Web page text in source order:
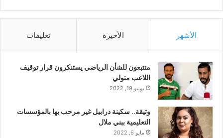
الأشهر الأخيرة تعليقات
متتبعون للشأن الرياضي يستنكرون قرار توقيف
اللاعب متولي
يونيو 19, 2022
وثيقة.. سكينة درابيل غير مرحب بها بالمؤسسات
التعليمية ببني ملال
مايو 6, 2022